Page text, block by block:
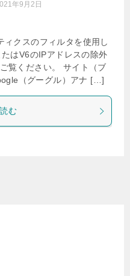
年9月2日
ィクスのフィルタを使用し
はV6のIPアドレスの除外
覧ください。 サイト（ブ
（グーグル）アナ […]
む